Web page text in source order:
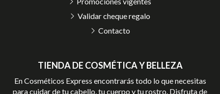
TIENDA DE COSMÉTICA Y BELLEZA
En Cosméticos Express encontrarás todo lo que necesitas
para cuidar de tu cabello, tu cuerpo y tu rostro. Disfruta de
Validar cheque regalo
Contacto